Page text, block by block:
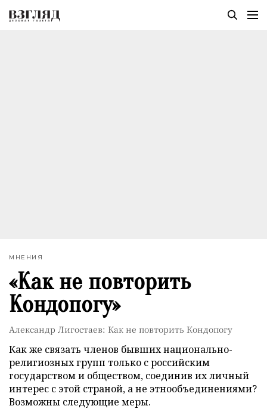
МНЕНИЯ
«Как не повторить
Кондопогу»
Александр Лигостаев: Как не повторить Кондопогу
Как же связать членов бывших национально-
религиозных групп только с российским
государством и обществом, соединив их личный
интерес с этой страной, а не этнообъединениями?
Возможны следующие меры.